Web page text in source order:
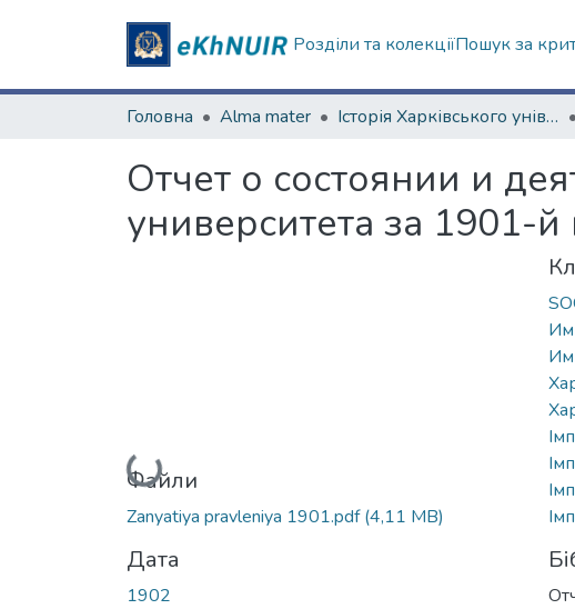
Розділи та колекціїПошук за
Головна Alma mater Історія Харківського університету
Отчет о состоянии и
университета за 1901-
Вантажиться...
Файли
Zanyatiya pravleniya 1901.pdf(4,11 MB)
Дата
1902